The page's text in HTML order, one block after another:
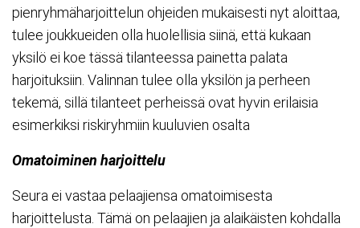
pienryhmäharjoittelun ohjeiden mukaisesti nyt aloittaa,
tulee joukkueiden olla huolellisia siinä, että kukaan
yksilö ei koe tässä tilanteessa painetta palata
harjoituksiin. Valinnan tulee olla yksilön ja perheen
tekemä, sillä tilanteet perheissä ovat hyvin erilaisia
esimerkiksi riskiryhmiin kuuluvien osalta
Omatoiminen harjoittelu
Seura ei vastaa pelaajiensa omatoimisesta
harjoittelusta. Tämä on pelaajien ja alaikäisten kohdalla